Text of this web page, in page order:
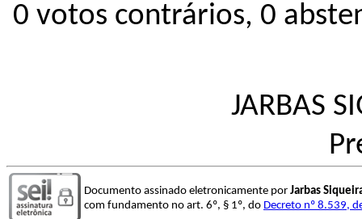
0 votos contrários, 0
JARBAS
Documento assinado eletronicamente por Jarbas
com fundamento no art. 6º, § 1º, do Decreto nº 8.539,